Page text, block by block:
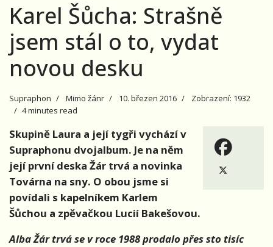
Karel Šůcha: Strašně
jsem stál o to, vydat
novou desku
Supraphon Mimo žánr 10. březen 2016
Zobrazení: 1932
4 minutes read
Skupině Laura a její tygři vychází v
Supraphonu dvojalbum. Je na něm
její první deska Žár trvá a novinka
Továrna na sny. O obou jsme si
povídali s kapelníkem Karlem
Šůchou a zpěvačkou Lucií Bakešovou.
Alba Žár trvá se v roce 1988 prodalo přes sto tisíc